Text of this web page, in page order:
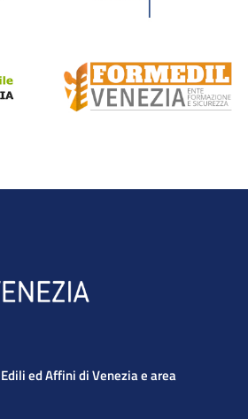
ed Affini di Venezia e area